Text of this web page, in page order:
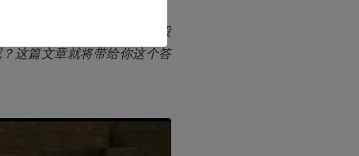
火的弟兄们都曾经看过一段
这篇文章就将带给你这个答